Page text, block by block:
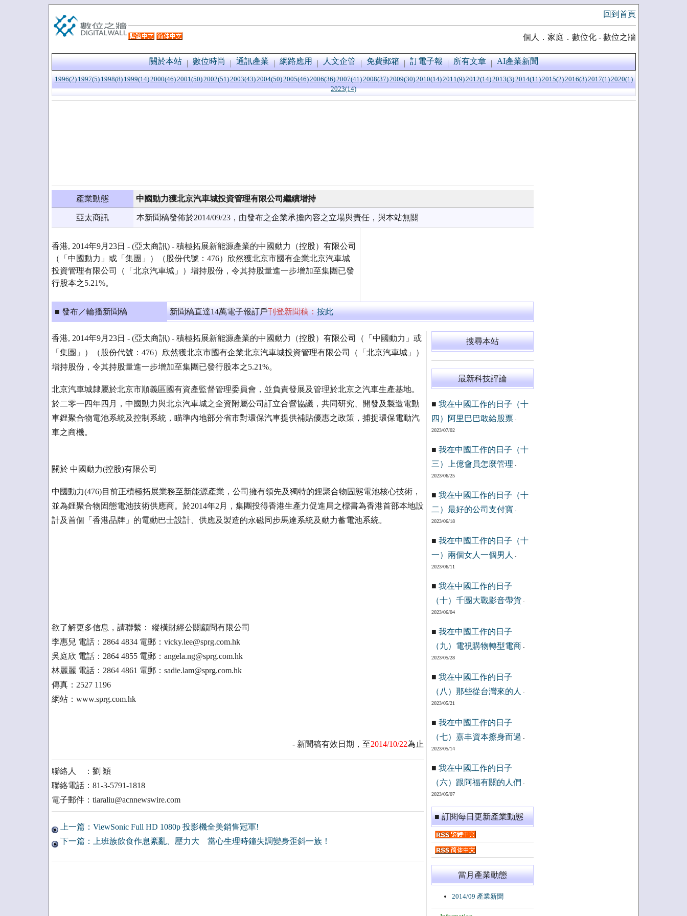
回到首頁
個人．家庭．數位化 - 數位之牆
關於本站 數位時尚 通訊產業 網路應用 人文企管 免費郵箱 訂電子報 所有文章 AI產業新聞
1996(2) 1997(5) 1998(8) 1999(14)2000(46)2001(50)2002(51)2003(43)2004(50)2005(46)2006(36)2007(41)2008(37)2009(30)2010(14)2011(9)2012(14)2013(3)2014(11)2015(2)2016(3)2017(1)2020(1)
2023(14)
產業動態 中國動力獲北京汽車城投資管理有限公司繼續增持
亞太商訊 本新聞稿發佈於2014/09/23，由發布之企業承擔內容之立場與責任，與本站無關
香港, 2014年9月23日 - (亞太商訊) - 積極拓展新能源產業的中國動力（控股）有限公司
（「中國動力」或「集團」）（股份代號：476）欣然獲北京市國有企業北京汽車城
投資管理有限公司（「北京汽車城」）增持股份，令其持股量進一步增加至集團已發
行股本之5.21%。
■ 發布／輪播新聞稿 新聞稿直達14萬電子報訂戶刊登新聞稿：按此
香港, 2014年9月23日 - (亞太商訊) - 積極拓展新能源產業的中國動力（控股）有限公司（「中國動力」或
「集團」）（股份代號：476）欣然獲北京市國有企業北京汽車城投資管理有限公司（「北京汽車城」）
增持股份，令其持股量進一步增加至集團已發行股本之5.21%。
北京汽車城隸屬於北京市順義區國有資產監督管理委員會，並負責發展及管理於北京之汽車生產基地。
於二零一四年四月，中國動力與北京汽車城之全資附屬公司訂立合營協議，共同研究、開發及製造電動
車鋰聚合物電池系統及控制系統，瞄準內地部分省市對環保汽車提供補貼優惠之政策，捕捉環保電動汽
車之商機。
關於 中國動力(控股)有限公司
中國動力(476)目前正積極拓展業務至新能源產業，公司擁有領先及獨特的鋰聚合物固態電池核心技術，
並為鋰聚合物固態電池技術供應商。於2014年2月，集團投得香港生產力促進局之標書為香港首部本地設
計及首個「香港品牌」的電動巴士設計、供應及製造的永磁同步馬達系統及動力蓄電池系統。
欲了解更多信息，請聯繫： 縱橫財經公關顧問有限公司
李惠兒 電話：2864 4834 電郵：vicky.lee@sprg.com.hk
吳庭欣 電話：2864 4855 電郵：angela.ng@sprg.com.hk
林麗麗 電話：2864 4861 電郵：sadie.lam@sprg.com.hk
傳真：2527 1196
網站：www.sprg.com.hk
- 新聞稿有效日期，至2014/10/22為止
聯絡人 ：劉 穎
聯絡電話：81-3-5791-1818
電子郵件：tiaraliu@acnnewswire.com
上一篇：ViewSonic Full HD 1080p 投影機全美銷售冠軍!
下一篇：上班族飲食作息紊亂、壓力大 當心生理時鐘失調變身歪斜一族！
搜尋本站
最新科技評論
■ 我在中國工作的日子（十
四）阿里巴巴敢給股票-
2023/07/02
■ 我在中國工作的日子（十
三）上億會員怎麼管理 -
2023/06/25
■ 我在中國工作的日子（十
二）最好的公司支付寶 -
2023/06/18
■ 我在中國工作的日子（十
一）兩個女人一個男人
-
2023/06/11
■ 我在中國工作的日子
（十）千團大戰影音帶貨 -
2023/06/04
■ 我在中國工作的日子
（九）電視購物轉型電商 -
2023/05/28
■ 我在中國工作的日子
（八）那些從台灣來的人
-
2023/05/21
■ 我在中國工作的日子
（七）嘉丰資本擦身而過 -
2023/05/14
■ 我在中國工作的日子
（六）跟阿福有關的人們 -
2023/05/07
■ 訂閱每日更新產業動態
當月產業動態
2014/09 產業新聞